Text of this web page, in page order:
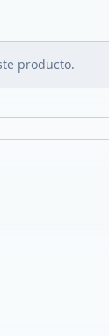
producto.